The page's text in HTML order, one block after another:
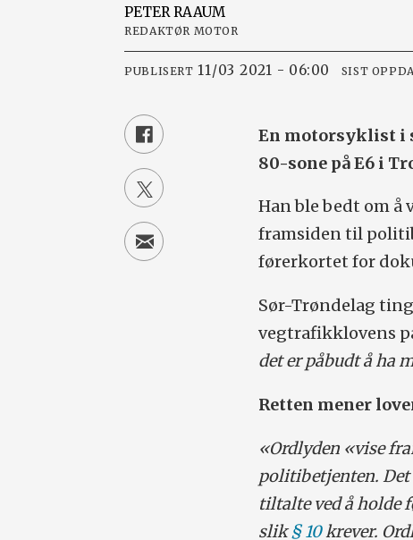
PETER RAAUM
REDAKTØR MOTOR
PUBLISERT 11/03 2021 - 06:00 SIST
En motorsyklist i
80-sone på E6 i
Han ble bedt om
framsiden til
førerkortet for
Sør-Trøndelag
vegtrafikklovens
det er påbudt å ha
Retten mener
«Ordlyden «vise
politibetjenten. Det
tiltalte ved å holde
slik§ 10krever.